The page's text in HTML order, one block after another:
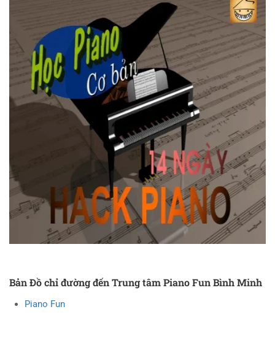
Bản Đồ chỉ đường đến Trung tâm Piano Fun Bình Minh
Piano Fun